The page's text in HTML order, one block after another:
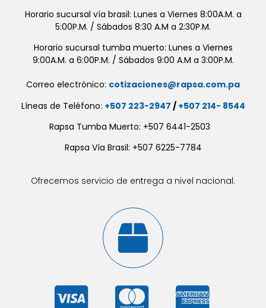
Horario sucursal vía brasil: Lunes a Viernes 8:00A.M. a
5:00P.M. / Sábados 8:30 A.M a 2:30P.M.
Horario sucursal tumba muerto: Lunes a Viernes
9:00A.M. a 6:00P.M. / Sábados 9:00 A.M a 3:00P.M.
Correo electrónico: cotizaciones@rapsa.com.pa
Líneas de Teléfono: +507 223-2947 / +507 214- 8544
Rapsa Tumba Muerto: +507 6441-2503
Rapsa Vía Brasil: +507 6225-7784
Ofrecemos servicio de entrega a nivel nacional.